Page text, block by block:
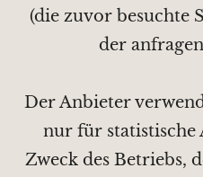
(die zuvor besuchte
der
Der Anbieter
nur für statistische
Zweck des Betriebs,